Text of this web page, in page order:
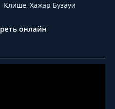
Клише, Хажар Бузауи
онлайн